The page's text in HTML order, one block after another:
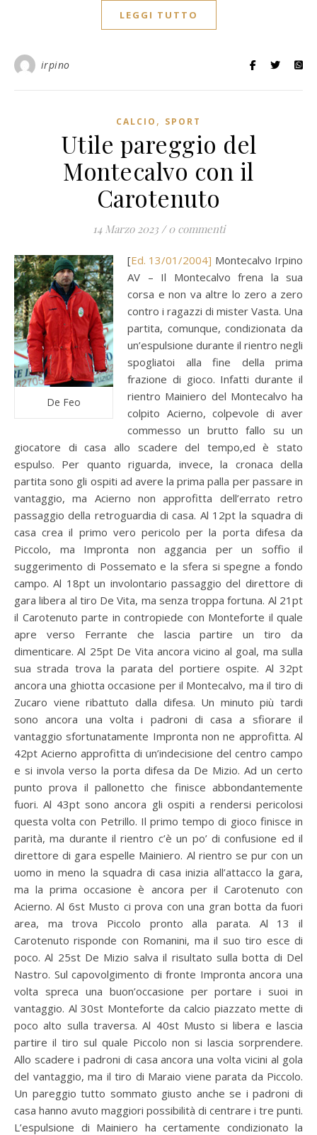
LEGGI TUTTO
irpino
CALCIO , SPORT
Utile pareggio del
Montecalvo con il
Carotenuto
14 Marzo 2023 / 0 commenti
De Feo
[ Ed. 13/01/2004] Montecalvo Irpino
AV – Il Montecalvo frena la sua
corsa e non va altre lo zero a zero
contro i ragazzi di mister Vasta. Una
partita, comunque, condizionata da
un’espulsione durante il rientro negli
spogliatoi alla fine della prima
frazione di gioco. Infatti durante il
rientro Mainiero del Montecalvo ha
colpito Acierno, colpevole di aver
commesso un brutto fallo su un
giocatore di casa allo scadere del tempo,ed è stato
espulso. Per quanto riguarda, invece, la cronaca della
partita sono gli ospiti ad avere la prima palla per passare in
vantaggio, ma Acierno non approfitta dell’errato retro
passaggio della retroguardia di casa. Al 12pt la squadra di
casa crea il primo vero pericolo per la porta difesa da
Piccolo, ma Impronta non aggancia per un soffio il
suggerimento di Possemato e la sfera si spegne a fondo
campo. Al 18pt un involontario passaggio del direttore di
gara libera al tiro De Vita, ma senza troppa fortuna. Al 21pt
il Carotenuto parte in contropiede con Monteforte il quale
apre verso Ferrante che lascia partire un tiro da
dimenticare. Al 25pt De Vita ancora vicino al goal, ma sulla
sua strada trova la parata del portiere ospite. Al 32pt
ancora una ghiotta occasione per il Montecalvo, ma il tiro di
Zucaro viene ribattuto dalla difesa. Un minuto più tardi
sono ancora una volta i padroni di casa a sfiorare il
vantaggio sfortunatamente Impronta non ne approfitta. Al
42pt Acierno approfitta di un’indecisione del centro campo
e si invola verso la porta difesa da De Mizio. Ad un certo
punto prova il pallonetto che finisce abbondantemente
fuori. Al 43pt sono ancora gli ospiti a rendersi pericolosi
questa volta con Petrillo. Il primo tempo di gioco finisce in
parità, ma durante il rientro c’è un po’ di confusione ed il
direttore di gara espelle Mainiero. Al rientro se pur con un
uomo in meno la squadra di casa inizia all’attacco la gara,
ma la prima occasione è ancora per il Carotenuto con
Acierno. Al 6st Musto ci prova con una gran botta da fuori
area, ma trova Piccolo pronto alla parata. Al 13 il
Carotenuto risponde con Romanini, ma il suo tiro esce di
poco. Al 25st De Mizio salva il risultato sulla botta di Del
Nastro. Sul capovolgimento di fronte Impronta ancora una
volta spreca una buon’occasione per portare i suoi in
vantaggio. Al 30st Monteforte da calcio piazzato mette di
poco alto sulla traversa. Al 40st Musto si libera e lascia
partire il tiro sul quale Piccolo non si lascia sorprendere.
Allo scadere i padroni di casa ancora una volta vicini al gola
del vantaggio, ma il tiro di Maraio viene parata da Piccolo.
Un pareggio tutto sommato giusto anche se i padroni di
casa hanno avuto maggiori possibilità di centrare i tre punti.
L’espulsione di Mainiero ha certamente condizionato la